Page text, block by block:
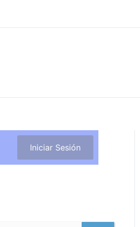
Iniciar Sesión